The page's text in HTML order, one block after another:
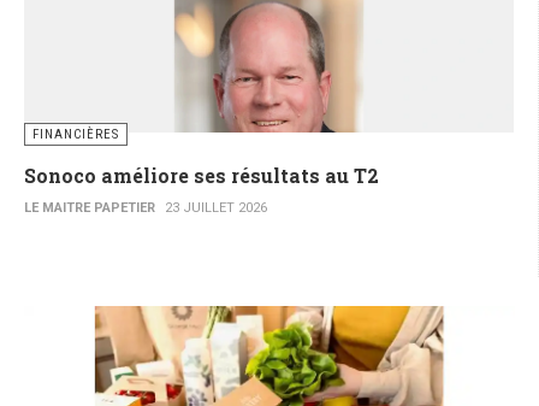
FINANCIÈRES
Sonoco améliore ses résultats au T2
LE MAITRE PAPETIER 23 JUILLET 2026